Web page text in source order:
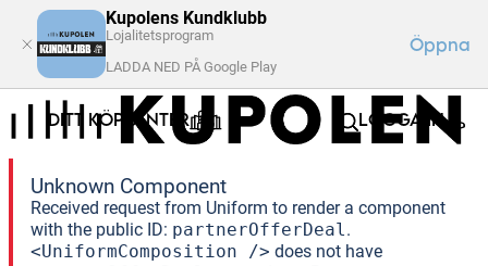
Kupolens Kundklubb
Lojalitetsprogram
LADDA NED PÅ Google Play
Öppna
DITT KÖPCENTER LOGGA IN
Unknown Component
Received request from Uniform to render a component
with the public ID: partnerOfferDeal.
<UniformComposition /> does not have